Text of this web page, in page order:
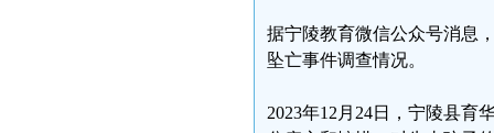
据宁陵教育微信公众号消息
坠亡事件调查情况。
2023年12月24日，宁陵县育